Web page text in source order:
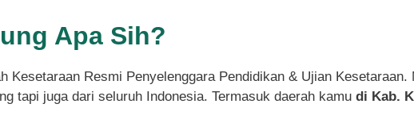
Apa Sih?
Kesetaraan Resmi Penyelenggara Pendidikan & Ujian
tapi juga dari seluruh Indonesia. Termasuk daerah kamu di Kab.